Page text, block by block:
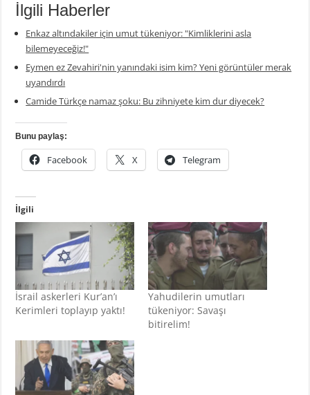
İlgili Haberler
Enkaz altındakiler için umut tükeniyor: "Kimliklerini asla
bilemeyeceğiz!"
Eymen ez Zevahiri'nin yanındaki isim kim? Yeni görüntüler merak
uyandırdı
Camide Türkçe namaz şoku: Bu zihniyete kim dur diyecek?
Bunu paylaş:
Facebook X Telegram
İlgili
İsrail askerleri Kur’an’ı
Kerimleri toplayıp yaktı!
Yahudilerin umutları
tükeniyor: Savaşı
bitirelim!